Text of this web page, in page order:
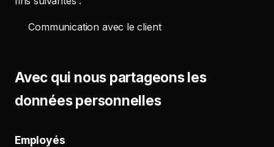
Communication avec le client
Avec qui nous partageons les
données personnelles
Employés